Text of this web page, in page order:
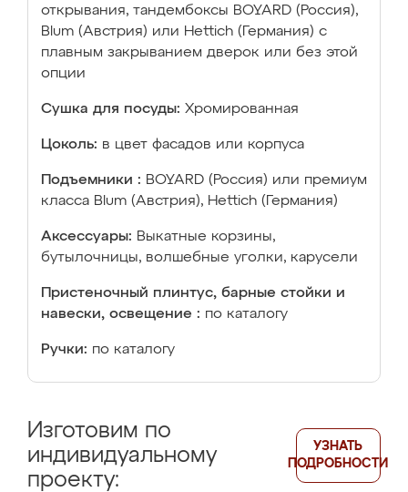
открывания, тандембоксы BOYARD (Россия),
Blum (Австрия) или Hettich (Германия) с
плавным закрыванием дверок или без этой
опции
Сушка для посуды: Хромированная
Цоколь: в цвет фасадов или корпуса
Подъемники : BOYARD (Россия) или премиум
класса Blum (Австрия), Hettich (Германия)
Аксессуары: Выкатные корзины,
бутылочницы, волшебные уголки, карусели
Пристеночный плинтус, барные стойки и
навески, освещение : по каталогу
Ручки: по каталогу
Изготовим по
индивидуальному
проекту:
УЗНАТЬ
ПОДРОБНОСТИ